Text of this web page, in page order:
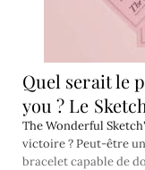
Quel serait le
you ? Le
The Wonderful
victoire ? Peut-être
bracelet capable de